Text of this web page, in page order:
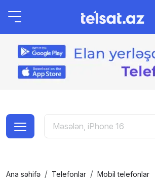
Ana səhifə Telefonlar Mobil telefonlar